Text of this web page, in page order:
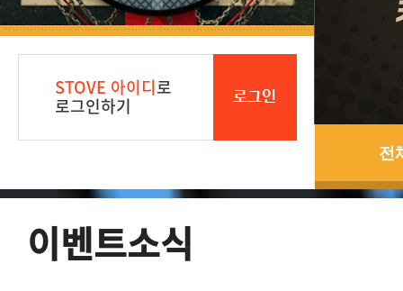
STOVE 아이디로
로그인하기 로그인
전
이벤트소식